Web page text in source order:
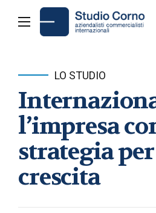
LO STUDIO
l’impresa
strategia
crescita